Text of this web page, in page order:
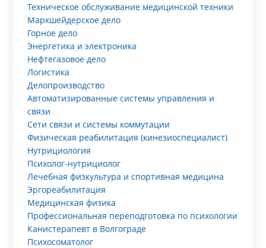
Техническое обслуживание медицинской техники
Маркшейдерское дело
Горное дело
Энергетика и электроника
Нефтегазовое дело
Логистика
Делопроизводство
Автоматизированные системы управления и
связи
Сети связи и системы коммутации
Физическая реабилитация (кинезиоспециалист)
Нутрициология
Психолог-нутрициолог
Лечебная физкультура и спортивная медицина
Эргореабилитация
Медицинская физика
Профессиональная переподготовка по психологии
Канистерапевт в Волгограде
Психосоматолог